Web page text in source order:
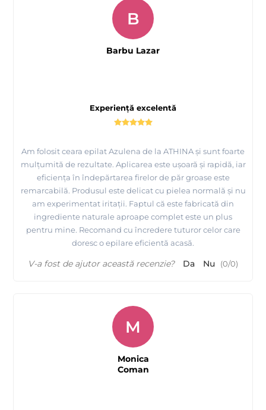
Experiență excelentă
Am folosit ceara epilat Azulena de la ATHINA și sunt foarte
mulțumită de rezultate. Aplicarea este ușoară și rapidă, iar
eficiența în îndepărtarea firelor de păr groase este
remarcabilă. Produsul este delicat cu pielea normală și nu
am experimentat iritații. Faptul că este fabricată din
ingrediente naturale aproape complet este un plus
pentru mine. Recomand cu încredere tuturor celor care
doresc o epilare eficientă acasă.
B
Barbu Lazar
V-a fost de ajutor această recenzie? Da Nu (0/0)
M
Monica
Coman